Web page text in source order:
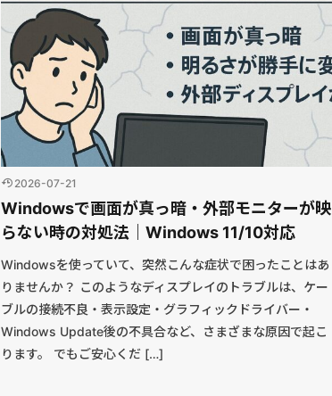
2026-07-21
Windowsで画面が真っ暗・外部モニターが映
らない時の対処法｜Windows 11/10対応
Windowsを使っていて、突然こんな症状で困ったことはあ
りませんか？ このようなディスプレイのトラブルは、ケー
ブルの接続不良・表示設定・グラフィックドライバー・
Windows Update後の不具合など、さまざまな原因で起こ
ります。 でもご安心くだ […]